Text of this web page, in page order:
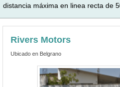
distancia máxima en linea recta de
Rivers Motors
Ubicado en Belgrano